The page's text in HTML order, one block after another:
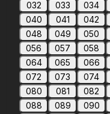
032
033 034
040
041 042
048
049 050
056
057 058
064
065 066
072
073 074
080
081 082
088
089 090